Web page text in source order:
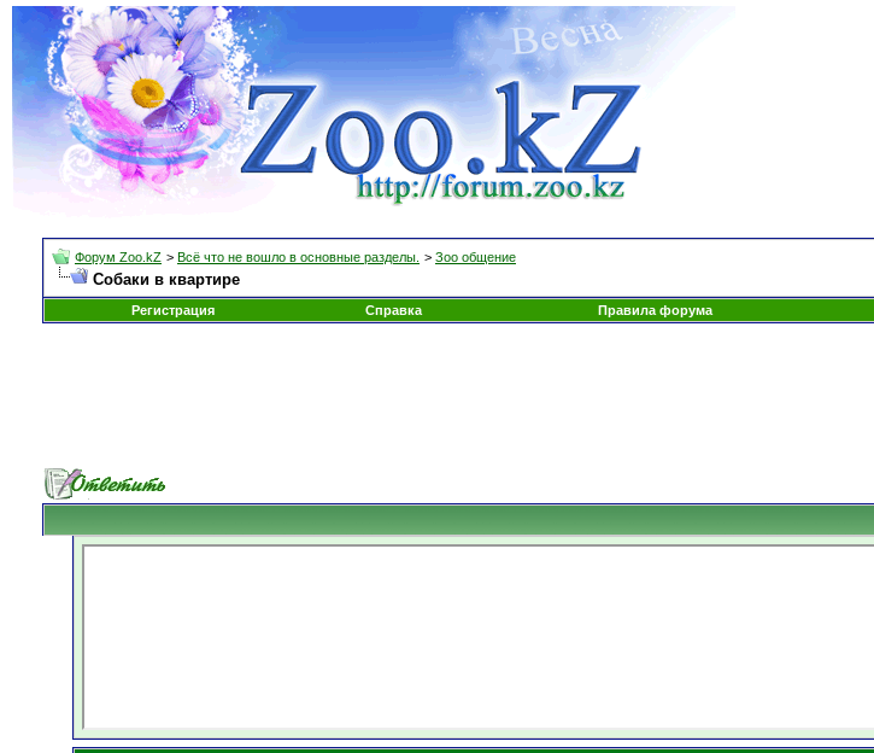
Форум Zoo.kZ > Всё что не вошло в основные разделы. > Зоо общение
Собаки в квартире
Регистрация
Справка Правила форума